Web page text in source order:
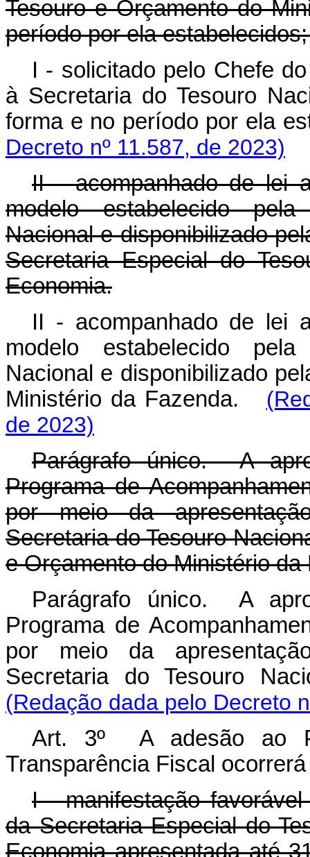
Tesouro e Orçamento do
período por ela
I - solicitado pelo Chefe
à Secretaria do Tesouro
forma e no período por ela
Decreto nº 11.587, de 2023)
II - acompanhado de lei
modelo estabelecido
Nacional e disponibilizado
Secretaria Especial do
Economia.
II - acompanhado de lei
modelo estabelecido
Nacional e disponibilizado
Ministério da Fazenda.
de 2023)
Parágrafo único. A
Programa de
por meio da
Secretaria do Tesouro
e Orçamento do Ministério da
Parágrafo único. A
Programa de
por meio da
Secretaria do Tesouro
(Redação dada pelo Decreto
Art. 3º A adesão ao
Transparência Fiscal
I - manifestação
da Secretaria Especial do
Economia apresentada até